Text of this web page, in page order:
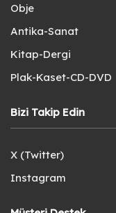
Obje
Antika-Sanat
Kitap-Dergi
Plak-Kaset-CD-DVD
Bizi Takip Edin
X (Twitter)
Instagram